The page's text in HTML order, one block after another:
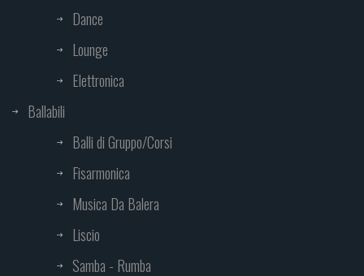
Dance
Lounge
Elettronica
Ballabili
Balli di Gruppo/Corsi
Fisarmonica
Musica Da Balera
Liscio
Samba - Rumba